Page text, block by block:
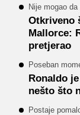
Nije mogao
Otkriveno
Mallorce:
pretjerao
Poseban
Ronaldo
nešto što
Postaje